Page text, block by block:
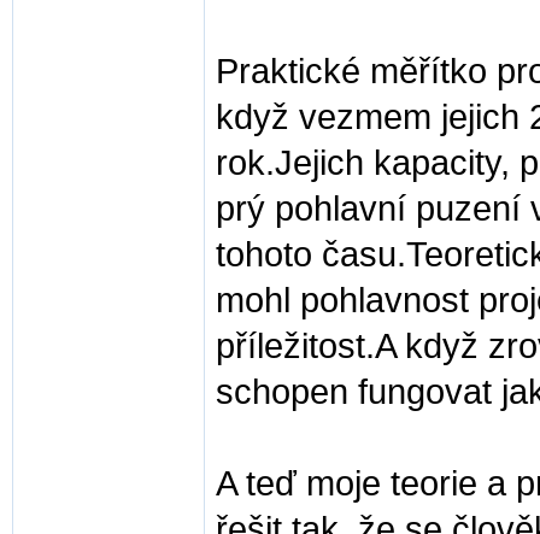
Praktické měřítko
když vezmem jejich
rok.Jejich kapacity,
prý pohlavní puzení
tohoto
mohl pohlavnost
příležitost.A když
schopen fungovat
A teď moje teorie a